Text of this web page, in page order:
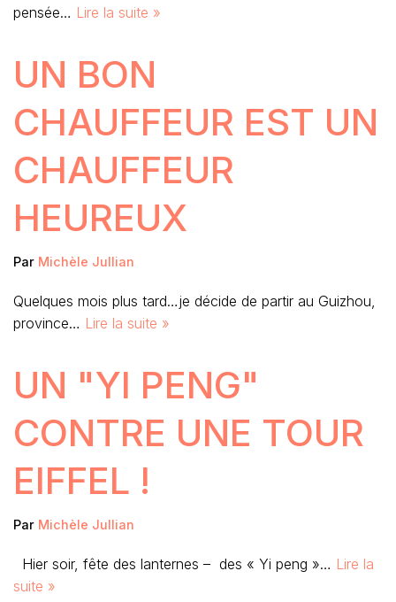
pensée… Lire la suite »
UN BON
CHAUFFEUR EST UN
CHAUFFEUR
HEUREUX
Par Michèle Jullian
Quelques mois plus tard…je décide de partir au Guizhou,
province… Lire la suite »
UN "YI PENG"
CONTRE UNE TOUR
EIFFEL !
Par Michèle Jullian
Hier soir, fête des lanternes – des « Yi peng »… Lire la
suite »